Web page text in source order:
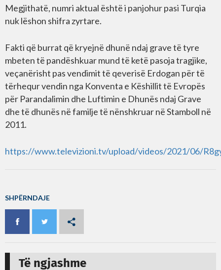
Megjithatë, numri aktual është i panjohur pasi Turqia
nuk lëshon shifra zyrtare.
Fakti që burrat që kryejnë dhunë ndaj grave të tyre
mbeten të pandëshkuar mund të ketë pasoja tragjike,
veçanërisht pas vendimit të qeverisë Erdogan për të
tërhequr vendin nga Konventa e Këshillit të Evropës
për Parandalimin dhe Luftimin e Dhunës ndaj Grave
dhe të dhunës në familje të nënshkruar në Stamboll në
2011.
https://www.televizioni.tv/upload/videos/2021/06/
SHPËRNDAJE
Të ngjashme